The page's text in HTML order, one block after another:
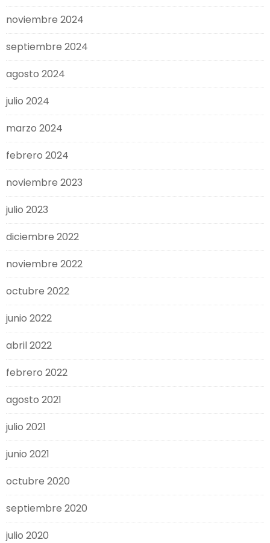
noviembre 2024
septiembre 2024
agosto 2024
julio 2024
marzo 2024
febrero 2024
noviembre 2023
julio 2023
diciembre 2022
noviembre 2022
octubre 2022
junio 2022
abril 2022
febrero 2022
agosto 2021
julio 2021
junio 2021
octubre 2020
septiembre 2020
julio 2020